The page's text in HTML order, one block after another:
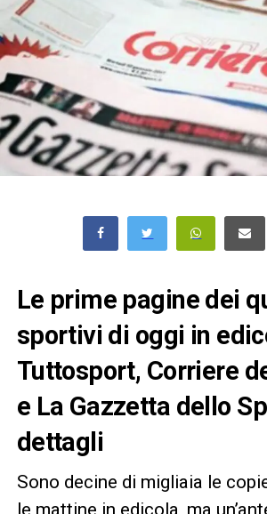
Le prime pagine dei
sportivi di oggi in
Tuttosport, Corriere
e La Gazzetta dello
dettagli
Sono decine di migliaia le
le mattine in edicola, ma